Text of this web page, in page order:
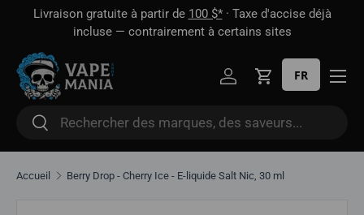
Aller directement au contenu
Livraison gratuite à partir de 100 $*· Taxe d'accise déjà
incluse — contrairement à certains sites
Rechercher
Rechercher
Se connecter
Panier
FR
Accueil Berry Drop - Cherry Ice - E-liquide Salt Nic, 30 ml